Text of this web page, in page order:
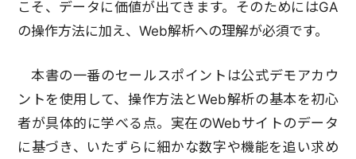
こそ、データに価値が出てきます。そのためにはGA
の操作方法に加え、Web解析への理解が必須です。
本書の一番のセールスポイントは公式デモアカウ
ントを使用して、操作方法とWeb解析の基本を初心
者が具体的に学べる点。実在のWebサイトのデータ
に基づき、いたずらに細かな数字や機能を追い求め